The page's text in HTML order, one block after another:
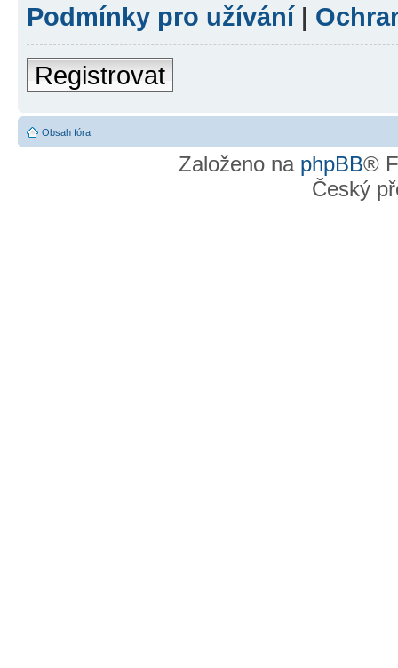
Podmínky pro užívání|
Registrovat
Obsah fóra
Založeno na phpBB®
Český